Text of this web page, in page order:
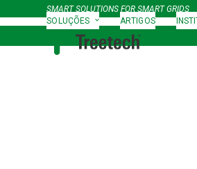
to
SMART SOLUTIONS FOR SMART GRIDS
SOLUÇÕES
ARTIGOS